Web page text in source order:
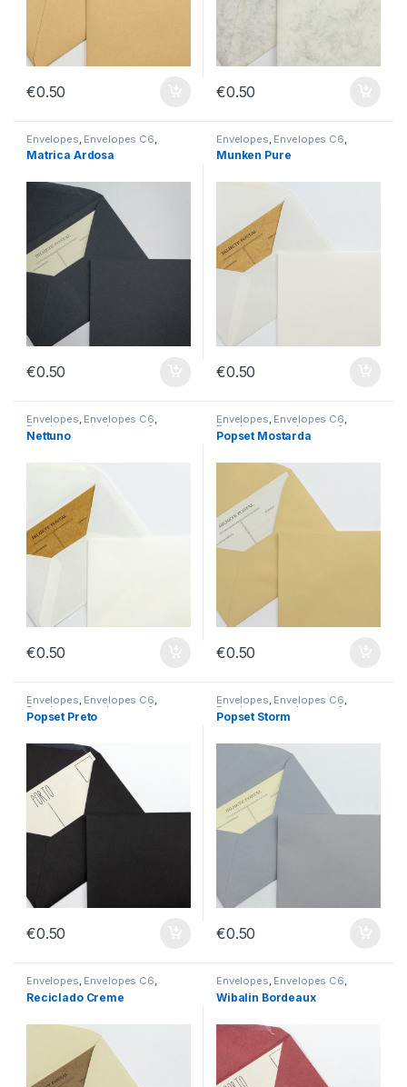
€0.50 €0.50
Envelopes Envelopes C6
Envelopes sem Impressão
Matrica Ardosa
€0.50
Envelopes Envelopes C6
Envelopes sem Impressão
Munken Pure
€0.50
Envelopes, Envelopes C6,
Envelopes sem Impressão
Nettuno
€0.50
Envelopes, Envelopes C6,
Envelopes sem Impressão
Popset Mostarda
€0.50
Envelopes, Envelopes C6,
Envelopes sem Impressão
Popset Preto
€0.50
Envelopes, Envelopes C6,
Envelopes sem Impressão
Popset Storm
€0.50
Envelopes, Envelopes C6,
Envelopes sem Impressão
Reciclado Creme
Envelopes, Envelopes C6,
Envelopes sem Impressão
Wibalin Bordeaux